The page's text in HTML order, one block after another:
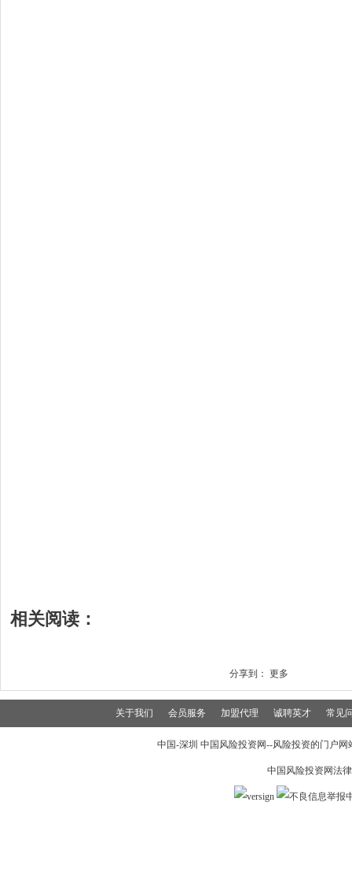
相关阅读：
分享到： 更多
关于我们 会员服务 加盟代理 诚聘英才 常见
中国-深圳 中国风险投资网--风险投资的门户
中国风险投资网法